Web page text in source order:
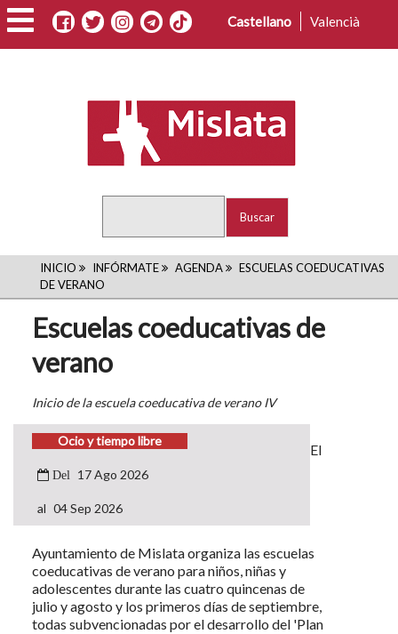
Pasar
al
contenido
Castellano Valencià
RUTA
DE
NAVEGACIÓN
INICIO INFÓRMATE AGENDA
ESCUELAS COEDUCATIVAS
DE VERANO
Escuelas coeducativas de
verano
Inicio de la escuela coeducativa de verano IV
Ocio y tiempo libre
17 Ago 2026
04 Sep 2026
El
Ayuntamiento de Mislata organiza las escuelas
coeducativas de verano para niños, niñas y
adolescentes durante las cuatro quincenas de
julio y agosto y los primeros días de septiembre,
todas subvencionadas por el desarrollo del 'Plan